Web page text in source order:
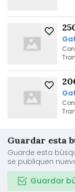
Guardar esta
Guarde esta
se publiquen
Guardar